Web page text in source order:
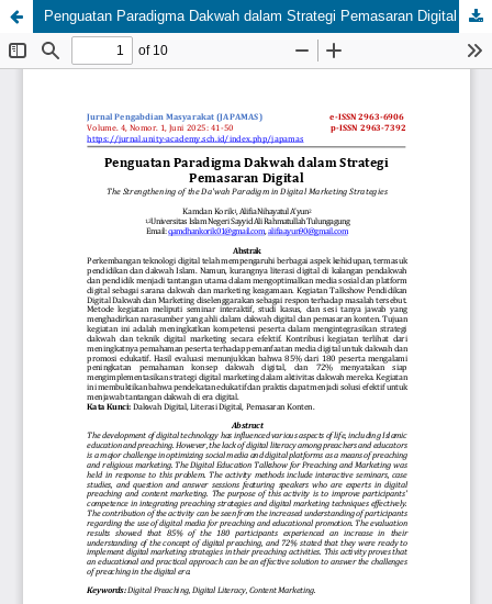
Penguatan Paradigma Dakwah dalam Strategi Pemasaran Digital